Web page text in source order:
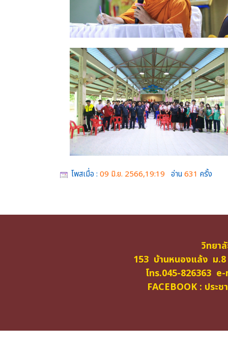
โพสเมื่อ : 09 มิ.ย. 2566,19:19 อ่าน 631 ครั้ง
วิทยา
153 บ้านหนองแล้ง ม
โทร.045-826363
FACEBOOK : ประ